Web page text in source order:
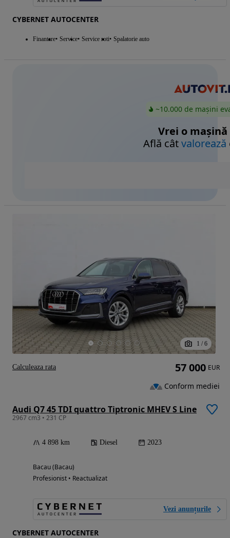
CYBERNET AUTOCENTER
Finantare Service Service roti Spalatorie auto
~10.000 de mașini
Vrei o mașină
Află câtvalorează
1 / 6
Audi Q7 45 TDI quattro Tiptronic MHEV S Line
2967 cm3 • 231 CP
4 898 km Diesel 2023
Bacau (Bacau)
Profesionist • Reactualizat
Vezi anunțurile
CYBERNET AUTOCENTER
57 000 EUR
Conform mediei
Calculeaza rata